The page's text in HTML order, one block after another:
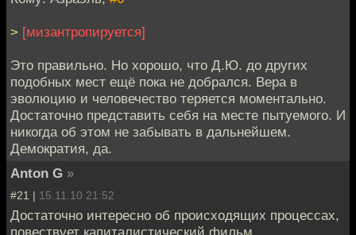
> [мизантропируется]
Это правильно. Но хорошо, что Д.Ю. до других
подобных мест ещё пока не добрался. Вера в
эволюцию и человечество теряется моментально.
Достаточно представить себя на месте пытуемого. И
никогда об этом не забывать в дальнейшем.
Демократия, да.
Anton G »
#21 | 15.11.10 21:52
Достаточно интересно об происходящих процессах,